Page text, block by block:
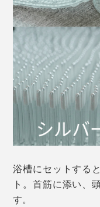
浴槽にセットする
ト。首筋に添い、
す。